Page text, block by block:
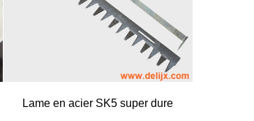
Lame en acier SK5 super dure